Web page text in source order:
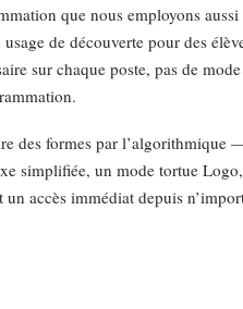
que nous employons
de découverte pour des
sur chaque poste, pas de
des formes par l’algorithmique
simplifiée, un mode tortue
accès immédiat depuis